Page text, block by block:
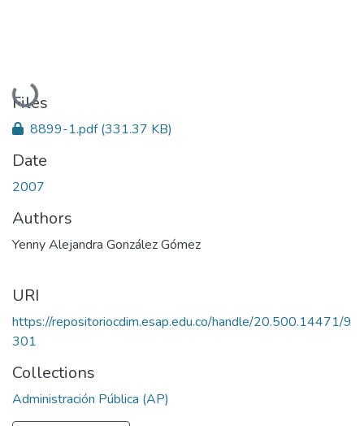
Loading...
Files
8899-1.pdf(331.37 KB)
Date
2007
Authors
Yenny Alejandra González Gómez
URI
https://repositoriocdim.esap.edu.co/handle/20.500.14471/9
301
Collections
Administración Pública (AP)